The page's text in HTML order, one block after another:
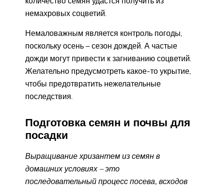
немахровых соцветий.
Немаловажным является контроль погоды,
поскольку осень – сезон дождей. А частые
дожди могут привести к загниванию соцветий.
Желательно предусмотреть какое-то укрытие,
чтобы предотвратить нежелательные
последствия.
Подготовка семян и почвы для
посадки
Выращивание хризантем из семян в
домашних условиях – это
последовательный процесс посева, всходов